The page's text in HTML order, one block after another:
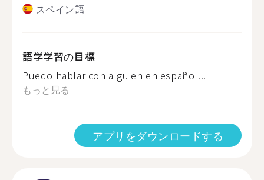
スペイン語
語学学習の目標
Puedo hablar con alguien en español...
もっと見る
アプリをダウンロードする